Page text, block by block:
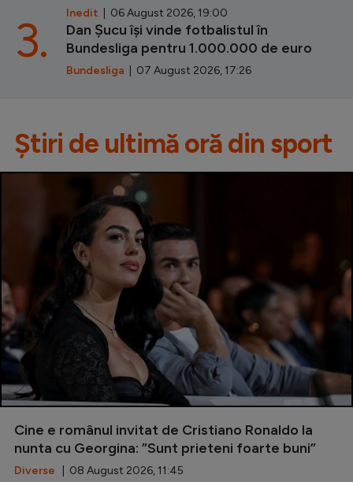
Inedit | 06 August 2026, 19:00
Dan Șucu își vinde fotbalistul în
Bundesliga pentru 1.000.000 de euro
Bundesliga | 07 August 2026, 17:26
3.
Știri de ultimă oră din sport
Cine e românul invitat de Cristiano Ronaldo la
nunta cu Georgina: ”Sunt prieteni foarte buni”
Diverse | 08 August 2026, 11:45